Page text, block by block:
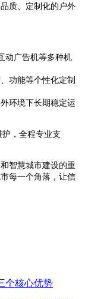
质、定制化的户外
动广告机等多种机
功能等个性化定制
环境下长期稳定运
，全程专业支
智慧城市建设的重
每一个角落，让信
个核心优势